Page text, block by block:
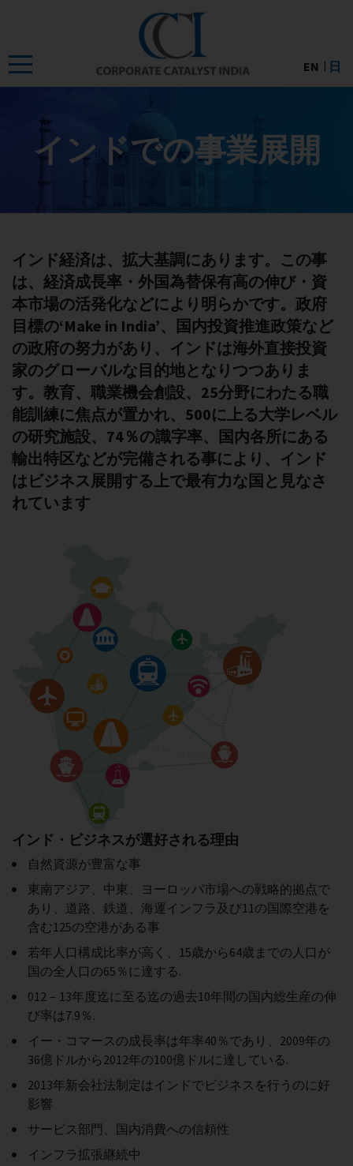
content
EN 日
インドでの事業展開
インド経済は、拡大基調にあります。この事
は、経済成長率・外国為替保有高の伸び・資
本市場の活発化などにより明らかです。政府
目標の‘Make in India’、国内投資推進政策など
の政府の努力があり、インドは海外直接投資
家のグローバルな目的地となりつつありま
す。教育、職業機会創設、25分野にわたる職
能訓練に焦点が置かれ、500に上る大学レベル
の研究施設、74％の識字率、国内各所にある
輸出特区などが完備される事により、インド
はビジネス展開する上で最有力な国と見なさ
れています
インド・ビジネスが選好される理由
自然資源が豊富な事
東南アジア、中東、ヨーロッパ市場への戦略的拠点で
あり、道路、鉄道、海運インフラ及び11の国際空港を
含む125の空港がある事
若年人口構成比率が高く、15歳から64歳までの人口が
国の全人口の65％に達する.
012－13年度迄に至る迄の過去10年間の国内総生産の伸
び率は7.9％.
イー・コマースの成長率は年率40％であり、2009年の
36億ドルから2012年の100億ドルに達している.
2013年新会社法制定はインドでビジネスを行うのに好
影響
サービス部門、国内消費への信頼性
インフラ拡張継続中